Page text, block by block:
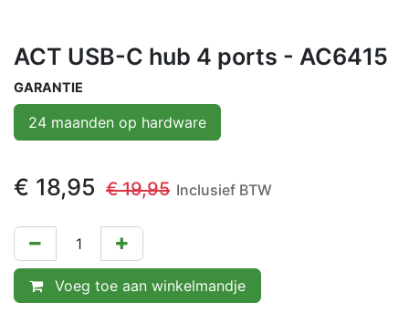
ACT USB-C hub 4 ports - AC6415
GARANTIE
24 maanden op hardware
€ 18,95 €19,95 Inclusief BTW
Voeg toe aan winkelmandje